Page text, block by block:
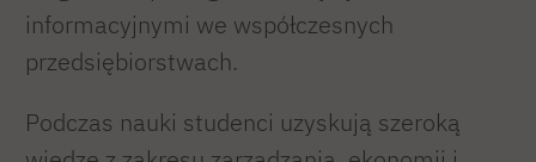
informacyjnymi we współczesnych
przedsiębiorstwach.
Podczas nauki studenci uzyskują szeroką